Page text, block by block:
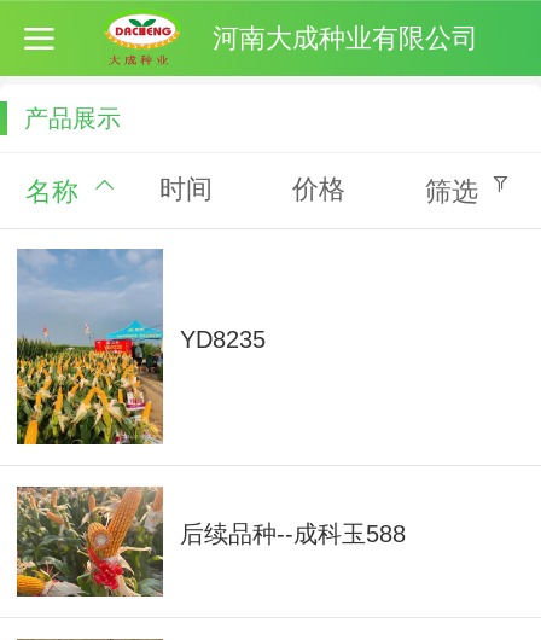
河南大成种业有限公司
产品展示
名称 时间 价格 筛选
YD8235
后续品种--成科玉588